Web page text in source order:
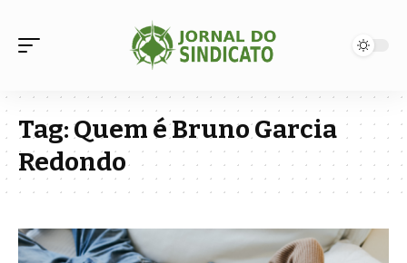
Tag:Quem é Bruno Garcia
Redondo